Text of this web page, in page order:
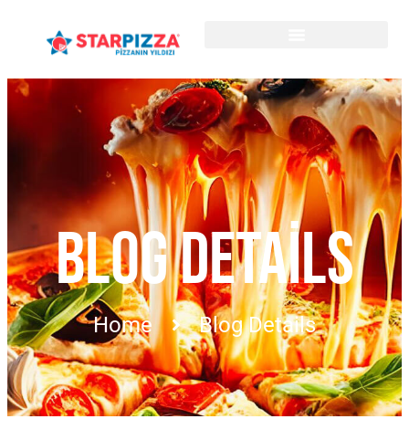
BLOG DETAILS
Home Blog Details